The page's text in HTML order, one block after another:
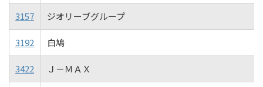
3157 ジオリーブグループ
3192 白鳩
3422 Ｊ－ＭＡＸ